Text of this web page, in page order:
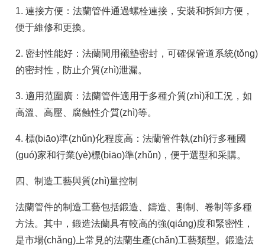
1. 連接方便：法蘭管件通過螺栓連接，安裝和拆卸方便，
便于維修和更換。
2. 密封性能好：法蘭間用襯墊密封，可確保管道系統(tǒng)
的密封性，防止介質(zhì)泄漏。
3. 適用范圍廣：法蘭管件適用于多種介質(zhì)和工況，如
高溫、高壓、腐蝕性介質(zhì)等。
4. 標(biāo)準(zhǔn)化程度高：法蘭管件執(zhí)行多種國
(guó)家和行業(yè)標(biāo)準(zhǔn)，便于選型和采購。
四、制造工藝與質(zhì)量控制
法蘭管件的制造工藝包括鍛造、鑄造、割制、卷制等多種
方法。其中，鍛造法蘭具有較高的強(qiáng)度和緊密性，
是市場(chǎng)上常見的法蘭生產(chǎn)工藝類型。鍛造法